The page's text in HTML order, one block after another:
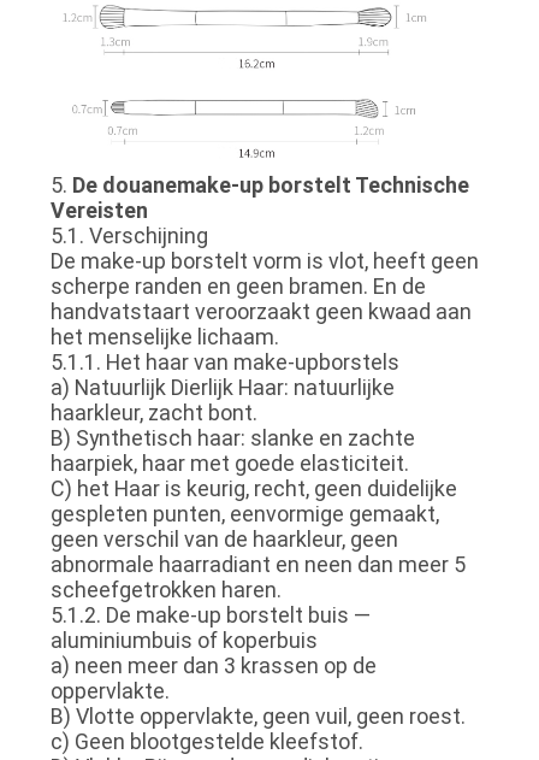
5. De douanemake-up borstelt Technische
Vereisten
5.1. Verschijning
De make-up borstelt vorm is vlot, heeft geen
scherpe randen en geen bramen. En de
handvatstaart veroorzaakt geen kwaad aan
het menselijke lichaam.
5.1.1. Het haar van make-upborstels
a) Natuurlijk Dierlijk Haar: natuurlijke
haarkleur, zacht bont.
B) Synthetisch haar: slanke en zachte
haarpiek, haar met goede elasticiteit.
C) het Haar is keurig, recht, geen duidelijke
gespleten punten, eenvormige gemaakt,
geen verschil van de haarkleur, geen
abnormale haarradiant en neen dan meer 5
scheefgetrokken haren.
5.1.2. De make-up borstelt buis —
aluminiumbuis of koperbuis
a) neen meer dan 3 krassen op de
oppervlakte.
B) Vlotte oppervlakte, geen vuil, geen roest.
c) Geen blootgestelde kleefstof.